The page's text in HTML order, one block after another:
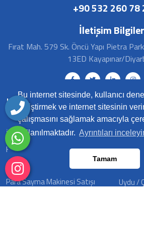
Bu internet sitesinde, kullanıcı
geliştirmek ve internet sitesinin
çalışmasını sağlamak amacıyla
kullanılmaktadır. Ayrıntıları
Tamam
+90 532 260 78
İletişim
Fırat Mah. 579 Sk. Öncü Yapı Pietra
13ED Kayapınar/
Hızlı Menü
İp, Ptz, Box, Mobese Kameralar
Hırsız Alarm Sistemleri
Yazar Kasa Satışı
Para Sayma Makinesi Satışı
Turnike
Barkod
Uydu /